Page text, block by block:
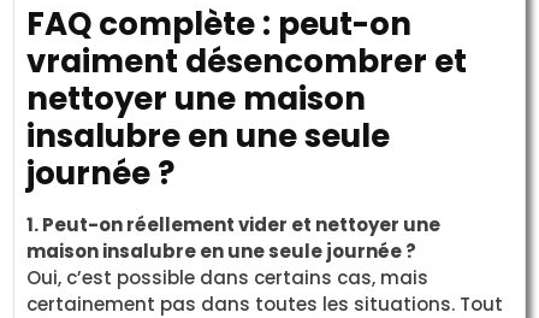
FAQ complète : peut-on
vraiment désencombrer et
nettoyer une maison
insalubre en une seule
journée ?
1. Peut-on réellement vider et nettoyer une
maison insalubre en une seule journée ?
Oui, c’est possible dans certains cas, mais
certainement pas dans toutes les situations. Tout